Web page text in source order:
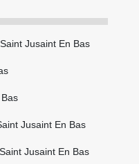
Jusaint En Bas
Jusaint En Bas
Jusaint En Bas